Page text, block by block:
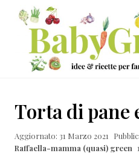
Menu
Passa
contenuto
principale
Passa
laterale
primaria
Passa
ricette
per
Torta di pane
Aggiornato: 31 Marzo 2021
Raffaella-mamma (quasi) green